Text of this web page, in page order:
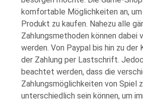
komfortable Möglichkeiten an,
Produkt zu kaufen. Nahezu alle
Zahlungsmethoden können dabei
werden. Von Paypal bis hin zu der
der Zahlung per Lastschrift.
beachtet werden, dass die
Zahlungsmöglichkeiten von Spiel
unterschiedlich sein können, um